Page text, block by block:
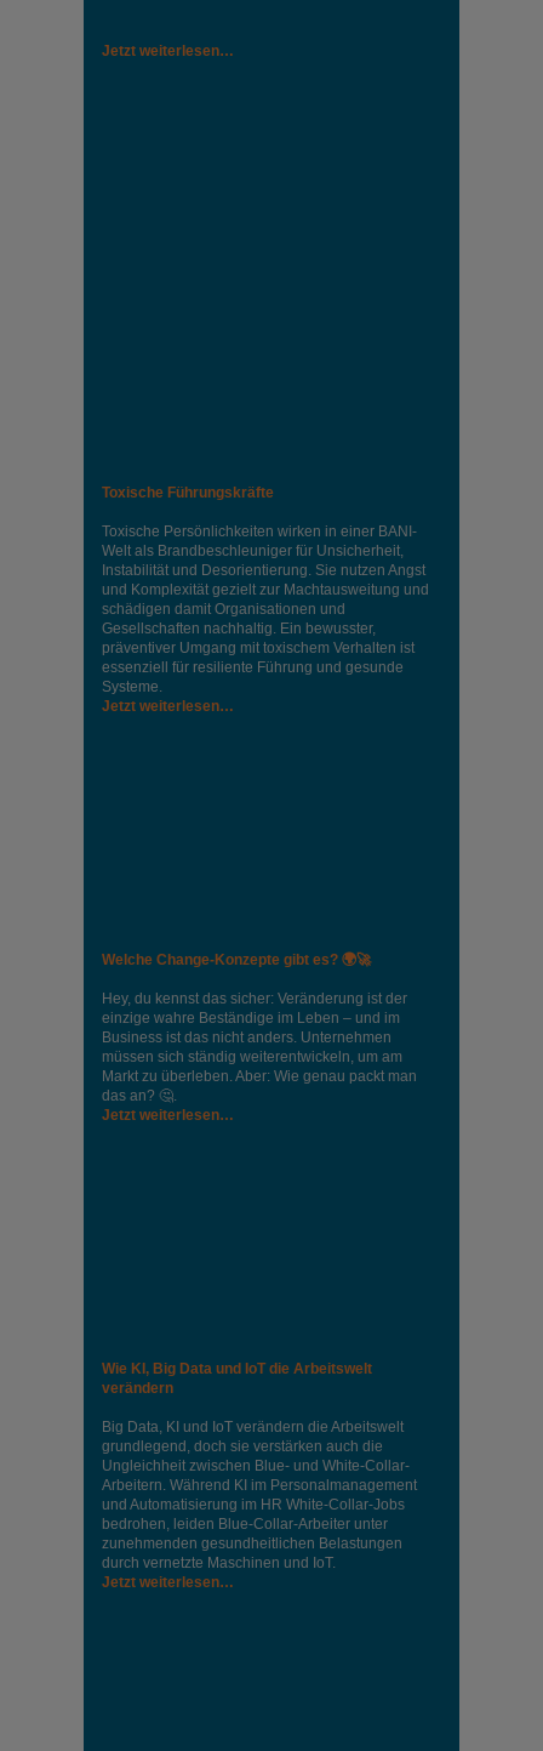
Jetzt weiterlesen…
Toxische Führungskräfte
Toxische Persönlichkeiten wirken in einer BANI-
Welt als Brandbeschleuniger für Unsicherheit,
Instabilität und Desorientierung. Sie nutzen Angst
und Komplexität gezielt zur Machtausweitung und
schädigen damit Organisationen und
Gesellschaften nachhaltig. Ein bewusster,
präventiver Umgang mit toxischem Verhalten ist
essenziell für resiliente Führung und gesunde
Systeme.
Jetzt weiterlesen…
Welche Change-Konzepte gibt es? 🌍🚀
Hey, du kennst das sicher: Veränderung ist der
einzige wahre Beständige im Leben – und im
Business ist das nicht anders. Unternehmen
müssen sich ständig weiterentwickeln, um am
Markt zu überleben. Aber: Wie genau packt man
das an? 🤔.
Jetzt weiterlesen…
Wie KI, Big Data und IoT die Arbeitswelt
verändern
Big Data, KI und IoT verändern die Arbeitswelt
grundlegend, doch sie verstärken auch die
Ungleichheit zwischen Blue- und White-Collar-
Arbeitern. Während KI im Personalmanagement
und Automatisierung im HR White-Collar-Jobs
bedrohen, leiden Blue-Collar-Arbeiter unter
zunehmenden gesundheitlichen Belastungen
durch vernetzte Maschinen und IoT.
Jetzt weiterlesen…